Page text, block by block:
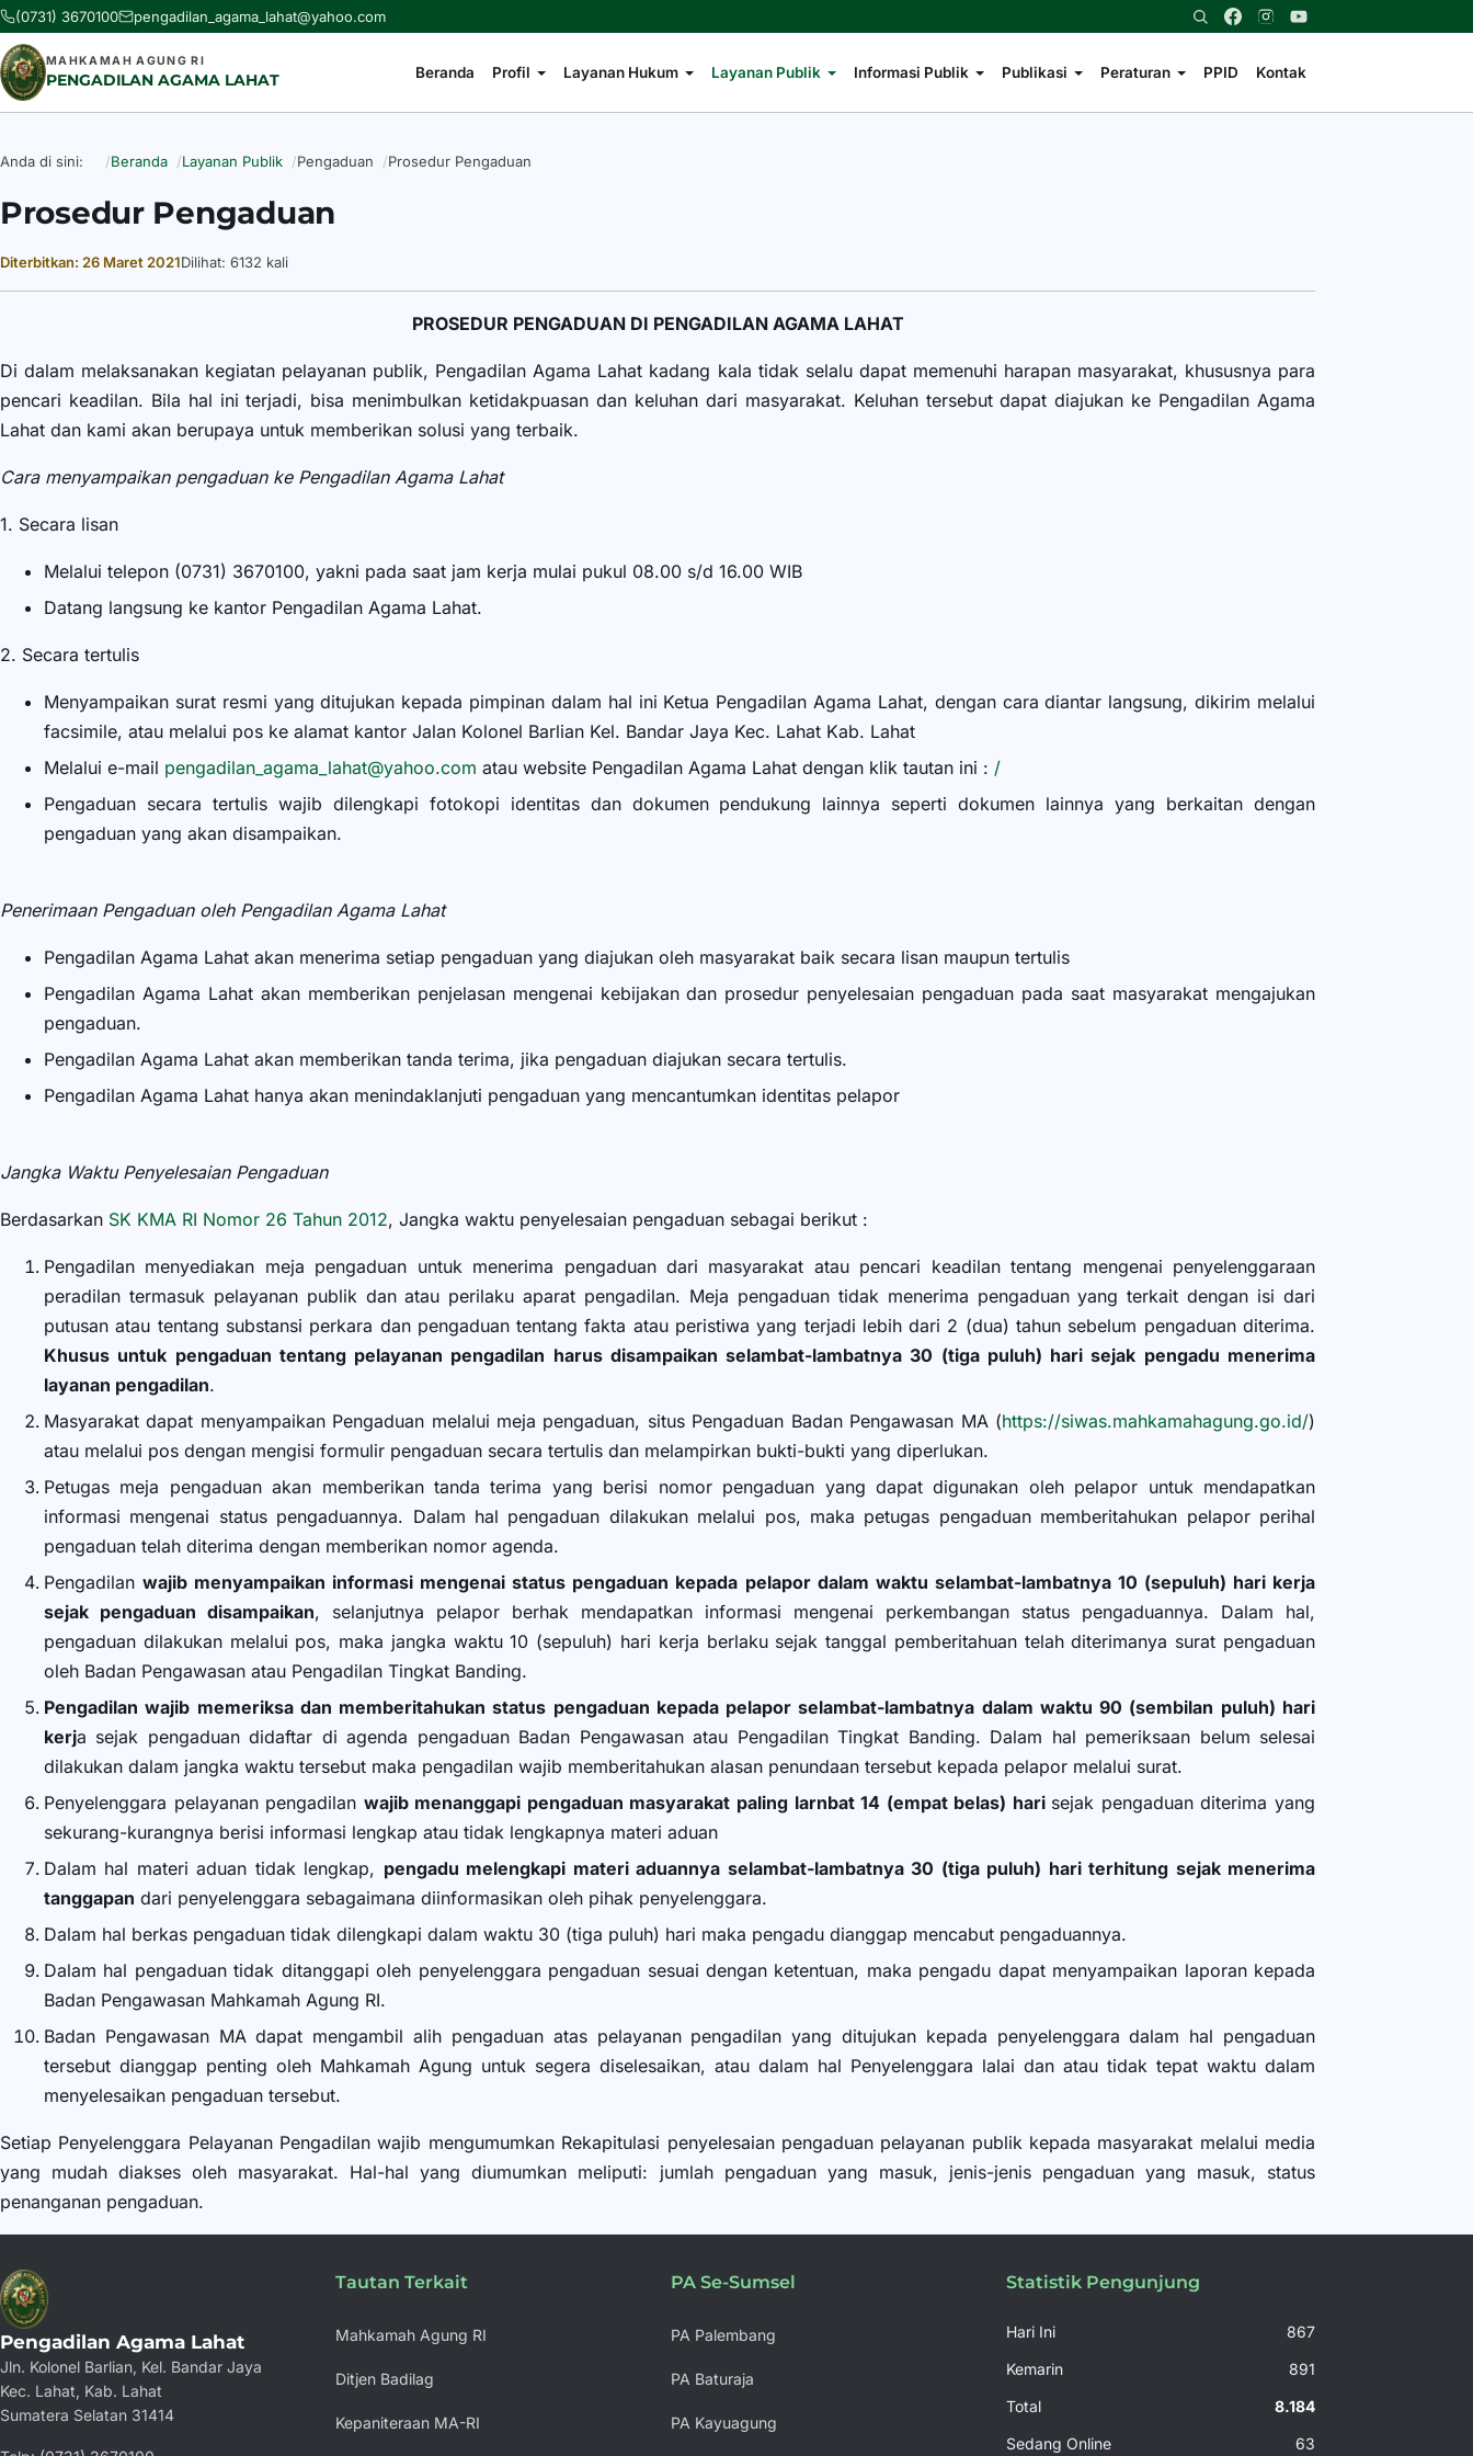
(0731) 3670100 pengadilan_agama_lahat@yahoo.com
MAHKAMAH AGUNG RI
PENGADILAN AGAMA LAHAT Beranda Profil Layanan Hukum Layanan Publik Informasi Publik Publikasi Peraturan PPID Kontak
Anda di sini: Beranda Layanan Publik Pengaduan Prosedur Pengaduan
Prosedur Pengaduan
Rincian
Diterbitkan: 26 Maret 2021Dilihat: 6132 kali
PROSEDUR PENGADUAN DI PENGADILAN AGAMA LAHAT
Di dalam melaksanakan kegiatan pelayanan publik, Pengadilan Agama Lahat kadang kala tidak selalu dapat memenuhi harapan masyarakat, khususnya para
pencari keadilan. Bila hal ini terjadi, bisa menimbulkan ketidakpuasan dan keluhan dari masyarakat. Keluhan tersebut dapat diajukan ke Pengadilan Agama
Lahat dan kami akan berupaya untuk memberikan solusi yang terbaik.
Cara menyampaikan pengaduan ke Pengadilan Agama Lahat
1. Secara lisan
Melalui telepon (0731) 3670100, yakni pada saat jam kerja mulai pukul 08.00 s/d 16.00 WIB
Datang langsung ke kantor Pengadilan Agama Lahat.
2. Secara tertulis
Menyampaikan surat resmi yang ditujukan kepada pimpinan dalam hal ini Ketua Pengadilan Agama Lahat, dengan cara diantar langsung, dikirim melalui
facsimile, atau melalui pos ke alamat kantor Jalan Kolonel Barlian Kel. Bandar Jaya Kec. Lahat Kab. Lahat
Melalui e-mail pengadilan_agama_lahat@yahoo.com atau website Pengadilan Agama Lahat dengan klik tautan ini : /
Pengaduan secara tertulis wajib dilengkapi fotokopi identitas dan dokumen pendukung lainnya seperti dokumen lainnya yang berkaitan dengan
pengaduan yang akan disampaikan.
Penerimaan Pengaduan oleh Pengadilan Agama Lahat
Pengadilan Agama Lahat akan menerima setiap pengaduan yang diajukan oleh masyarakat baik secara lisan maupun tertulis
Pengadilan Agama Lahat akan memberikan penjelasan mengenai kebijakan dan prosedur penyelesaian pengaduan pada saat masyarakat mengajukan
pengaduan.
Pengadilan Agama Lahat akan memberikan tanda terima, jika pengaduan diajukan secara tertulis.
Pengadilan Agama Lahat hanya akan menindaklanjuti pengaduan yang mencantumkan identitas pelapor
Jangka Waktu Penyelesaian Pengaduan
Berdasarkan SK KMA RI Nomor 26 Tahun 2012, Jangka waktu penyelesaian pengaduan sebagai berikut :
Pengadilan menyediakan meja pengaduan untuk menerima pengaduan dari masyarakat atau pencari keadilan tentang mengenai penyelenggaraan
peradilan termasuk pelayanan publik dan atau perilaku aparat pengadilan. Meja pengaduan tidak menerima pengaduan yang terkait dengan isi dari
putusan atau tentang substansi perkara dan pengaduan tentang fakta atau peristiwa yang terjadi lebih dari 2 (dua) tahun sebelum pengaduan diterima.
Khusus untuk pengaduan tentang pelayanan pengadilan harus disampaikan selambat-lambatnya 30 (tiga puluh) hari sejak pengadu menerima
layanan pengadilan.
Masyarakat dapat menyampaikan Pengaduan melalui meja pengaduan, situs Pengaduan Badan Pengawasan MA (https://siwas.mahkamahagung.go.id/)
atau melalui pos dengan mengisi formulir pengaduan secara tertulis dan melampirkan bukti-bukti yang diperlukan.
Petugas meja pengaduan akan memberikan tanda terima yang berisi nomor pengaduan yang dapat digunakan oleh pelapor untuk mendapatkan
informasi mengenai status pengaduannya. Dalam hal pengaduan dilakukan melalui pos, maka petugas pengaduan memberitahukan pelapor perihal
pengaduan telah diterima dengan memberikan nomor agenda.
Pengadilanwajib menyampaikan informasi mengenai status pengaduan kepada pelapor dalam waktu selambat-lambatnya 10 (sepuluh) hari kerja
sejak pengaduan disampaikan, selanjutnya pelapor berhak mendapatkan informasi mengenai perkembangan status pengaduannya. Dalam hal,
pengaduan dilakukan melalui pos, maka jangka waktu 10 (sepuluh) hari kerja berlaku sejak tanggal pemberitahuan telah diterimanya surat pengaduan
oleh Badan Pengawasan atau Pengadilan Tingkat Banding.
Pengadilan wajib memeriksa dan memberitahukan status pengaduan kepada pelapor selambat-lambatnya dalam waktu 90 (sembilan puluh) hari
kerja sejak pengaduan didaftar di agenda pengaduan Badan Pengawasan atau Pengadilan Tingkat Banding. Dalam hal pemeriksaan belum selesai
dilakukan dalam jangka waktu tersebut maka pengadilan wajib memberitahukan alasan penundaan tersebut kepada pelapor melalui surat.
Penyelenggara pelayanan pengadilan wajib menanggapi pengaduan masyarakat paling larnbat 14 (empat belas) hari sejak pengaduan diterima yang
sekurang-kurangnya berisi informasi lengkap atau tidak lengkapnya materi aduan
Dalam hal materi aduan tidak lengkap, pengadu melengkapi materi aduannya selambat-lambatnya 30 (tiga puluh) hari terhitung sejak menerima
tanggapan dari penyelenggara sebagaimana diinformasikan oleh pihak penyelenggara.
Dalam hal berkas pengaduan tidak dilengkapi dalam waktu 30 (tiga puluh) hari maka pengadu dianggap mencabut pengaduannya.
Dalam hal pengaduan tidak ditanggapi oleh penyelenggara pengaduan sesuai dengan ketentuan, maka pengadu dapat menyampaikan laporan kepada
Badan Pengawasan Mahkamah Agung RI.
Badan Pengawasan MA dapat mengambil alih pengaduan atas pelayanan pengadilan yang ditujukan kepada penyelenggara dalam hal pengaduan
tersebut dianggap penting oleh Mahkamah Agung untuk segera diselesaikan, atau dalam hal Penyelenggara lalai dan atau tidak tepat waktu dalam
menyelesaikan pengaduan tersebut.
Setiap Penyelenggara Pelayanan Pengadilan wajib mengumumkan Rekapitulasi penyelesaian pengaduan pelayanan publik kepada masyarakat melalui media
yang mudah diakses oleh masyarakat. Hal-hal yang diumumkan meliputi: jumlah pengaduan yang masuk, jenis-jenis pengaduan yang masuk, status
penanganan pengaduan.
Pengadilan Agama Lahat
Jln. Kolonel Barlian, Kel. Bandar Jaya
Kec. Lahat, Kab. Lahat
Sumatera Selatan 31414
Tautan Terkait
Mahkamah Agung RI
Ditjen Badilag
Kepaniteraan MA-RI
PA Se-Sumsel
PA Palembang
PA Baturaja
PA Kayuagung
Statistik Pengunjung
Hari Ini
867
Kemarin
891
Total
8.184
Sedang Online
63